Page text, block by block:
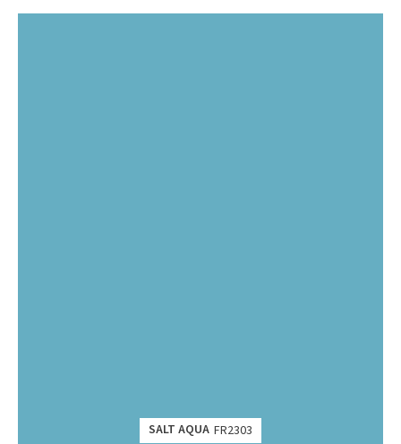
SALT AQUA FR2303